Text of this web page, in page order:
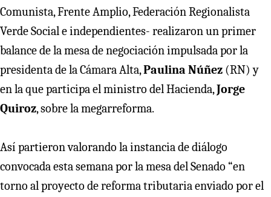
Comunista, Frente Amplio, Federación Regionalista
Verde Social e independientes- realizaron un primer
balance de la mesa de negociación impulsada por la
presidenta de la Cámara Alta,Paulina Núñez (RN) y
en la que participa el ministro del Hacienda,Jorge
Quiroz, sobre la megarreforma.
Así partieron valorando la instancia de diálogo
convocada esta semana por la mesa del Senado “en
torno al proyecto de reforma tributaria enviado por el